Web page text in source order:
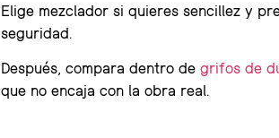
Elige mezclador si quieres sencillez y
seguridad.
Después, compara dentro de grifos de
que no encaja con la obra real.